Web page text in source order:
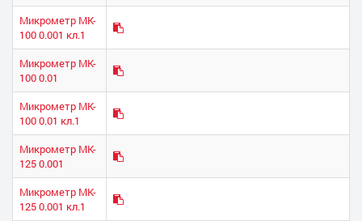
Микрометр МК-
100 0.001 кл.1
Микрометр МК-
100 0.01
Микрометр МК-
100 0.01 кл.1
Микрометр МК-
125 0.001
Микрометр МК-
125 0.001 кл.1